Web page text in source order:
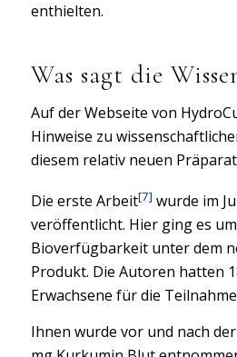
enthielten.
Was sagt die
Auf der Webseite von
Hinweise zu
diesem relativ neuen
Die erste Arbeit[7] wurde im
veröffentlicht. Hier ging es
Bioverfügbarkeit unter dem
Produkt. Die Autoren hatten
Erwachsene für die
Ihnen wurde vor und nach